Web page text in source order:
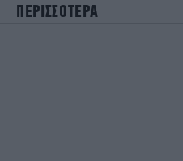
ΠΕΡΙΣΣΟΤΕΡΑ